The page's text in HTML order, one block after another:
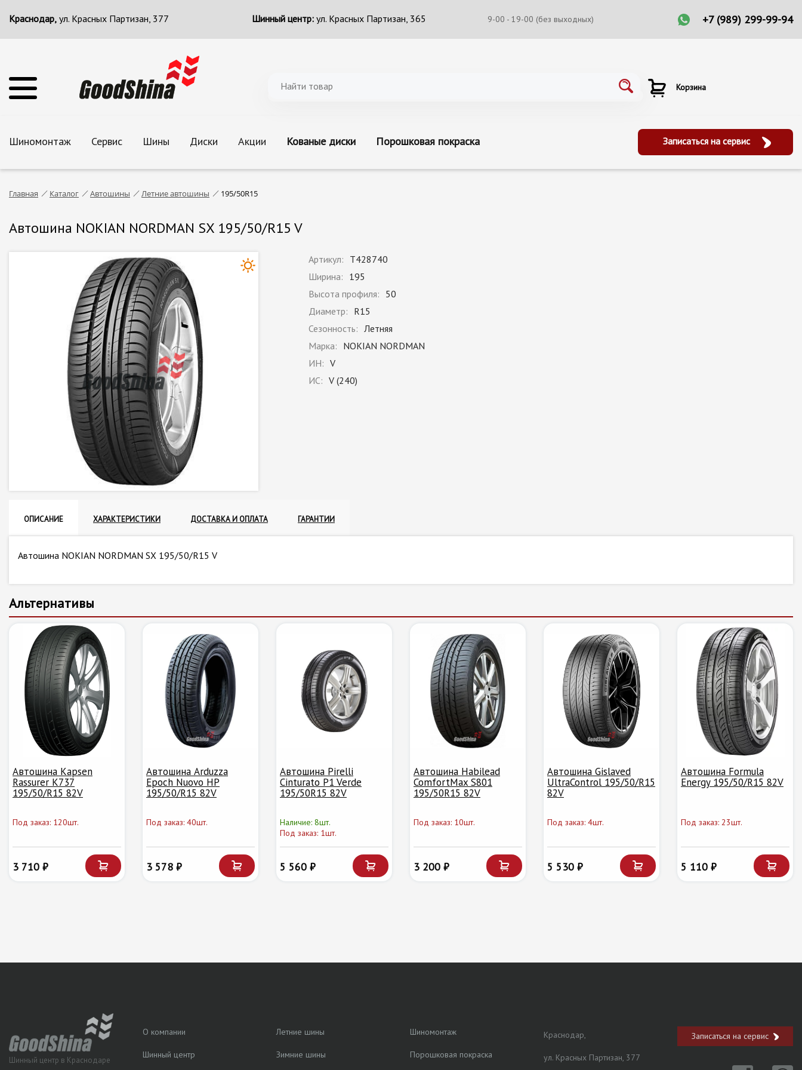
Краснодар, ул. Красных Партизан, 377 Шинный центр:ул. Красных Партизан, 365 9-00 - 19-00 (без выходных) +7 (989) 299-99-94
Корзина
Шиномонтаж Сервис Шины Диски Акции Кованые диски Порошковая покраска Записаться на сервис
Главная Каталог Автошины Летние автошины 195/50R15
Автошина NOKIAN NORDMAN SX 195/50/R15 V
Артикул: T428740
Ширина: 195
Высота профиля: 50
Диаметр: R15
Сезонность: Летняя
Марка: NOKIAN NORDMAN
ИН: V
ИС: V (240)
ОПИСАНИЕ ХАРАКТЕРИСТИКИ ДОСТАВКА И ОПЛАТА ГАРАНТИИ
Автошина NOKIAN NORDMAN SX 195/50/R15 V
Альтернативы
Автошина Kapsen
Rassurer K737
195/50/R15 82V
Под заказ: 120шт.
3 710 ₽
Автошина Arduzza
Epoch Nuovo HP
195/50/R15 82V
Под заказ: 40шт.
3 578 ₽
Автошина Pirelli
Cinturato P1 Verde
195/50R15 82V
Наличие: 8шт.
Под заказ: 1шт.
5 560 ₽
Автошина Habilead
ComfortMax S801
195/50R15 82V
Под заказ: 10шт.
3 200 ₽
Автошина Gislaved
UltraControl 195/50/R15
82V
Под заказ: 4шт.
5 530 ₽
Автошина Formula
Energy 195/50/R15 82V
Под заказ: 23шт.
5 110 ₽
Шинный центр в Краснодаре
О компании
Шинный центр
Летние шины
Зимние шины
Шиномонтаж
Порошковая покраска
Краснодар,
ул. Красных Партизан, 377
Записаться на сервис